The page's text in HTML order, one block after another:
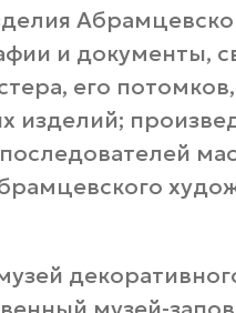
и документы,
его
изделий;